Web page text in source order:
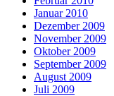
Januar 2010
Dezember 2009
November 2009
Oktober 2009
September 2009
August 2009
Juli 2009